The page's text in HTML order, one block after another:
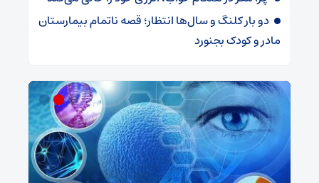
دو بار کلنگ و سال‌ها انتظار؛ قصه ناتمام بیمارستان
مادر و کودک بجنورد